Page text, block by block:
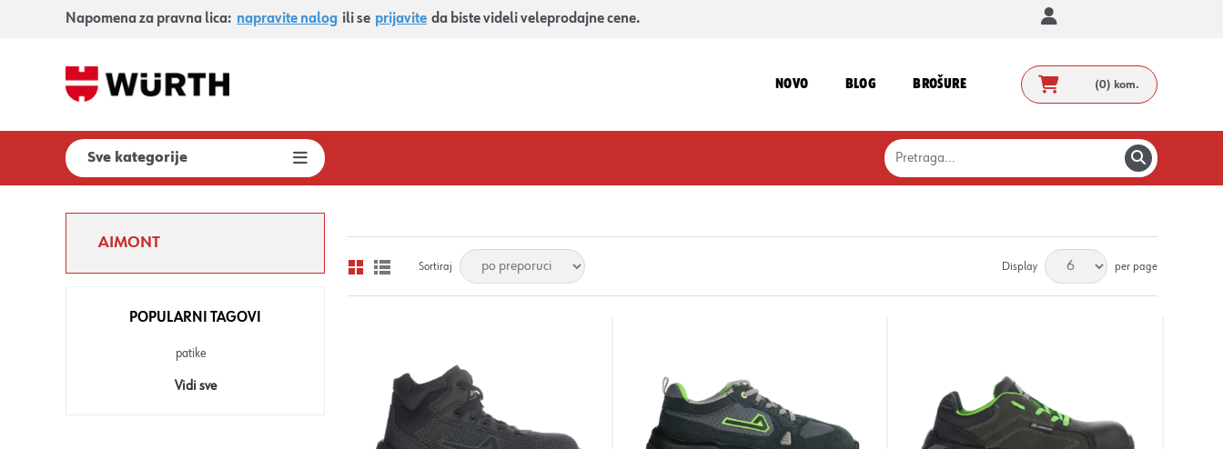
Napomena za pravna lica: napravite nalog ili se prijavite da biste videli veleprodajne cene.
NOVO BLOG BROŠURE (0) kom.
Sve kategorije
Display per page
Sortiraj
AIMONT
POPULARNI TAGOVI
patike
Vidi sve